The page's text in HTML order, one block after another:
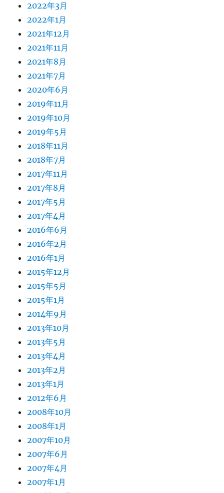
2022年3月
2022年1月
2021年12月
2021年11月
2021年8月
2021年7月
2020年6月
2019年11月
2019年10月
2019年5月
2018年11月
2018年7月
2017年11月
2017年8月
2017年5月
2017年4月
2016年6月
2016年2月
2016年1月
2015年12月
2015年5月
2015年1月
2014年9月
2013年10月
2013年5月
2013年4月
2013年2月
2013年1月
2012年6月
2008年10月
2008年1月
2007年10月
2007年6月
2007年4月
2007年1月